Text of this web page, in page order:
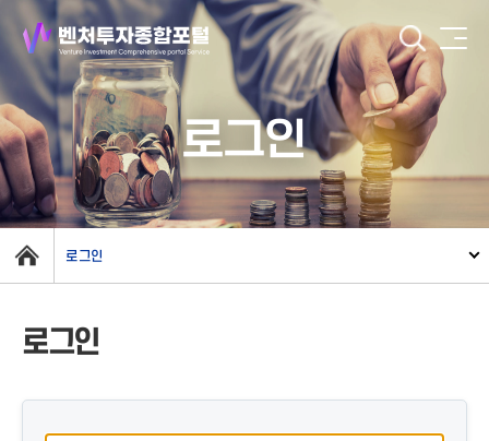
로그인
로그인
로그인